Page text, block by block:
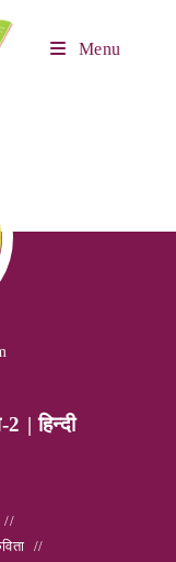
Menu
2 | हिन्दी